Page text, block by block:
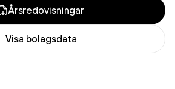
Årsredovisningar
Visa bolagsdata